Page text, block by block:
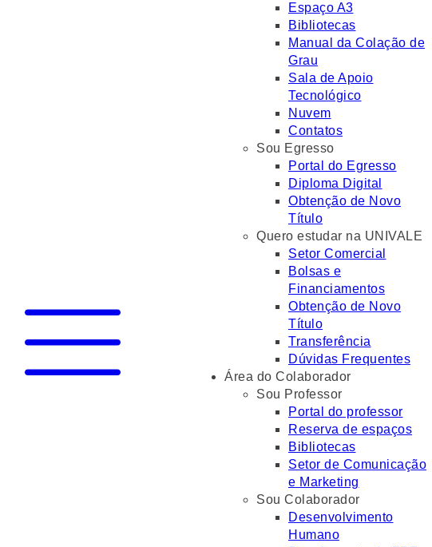
Espaço A3
Bibliotecas
Manual da Colação de
Grau
Sala de Apoio
Tecnológico
Nuvem
Contatos
Sou Egresso
Portal do Egresso
Diploma Digital
Obtenção de Novo
Título
Quero estudar na UNIVALE
Setor Comercial
Bolsas e
Financiamentos
Obtenção de Novo
Título
Transferência
Dúvidas Frequentes
Área do Colaborador
Sou Professor
Portal do professor
Reserva de espaços
Bibliotecas
Setor de Comunicação
e Marketing
Sou Colaborador
Desenvolvimento
Humano